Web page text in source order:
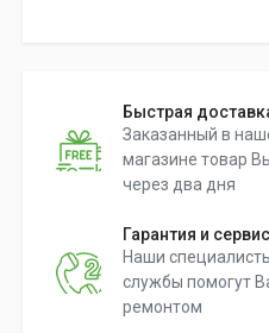
Быстрая
Заказанный в
магазине товар
через два дня
Гарантия и сервис
Наши
службы помогут
ремонтом